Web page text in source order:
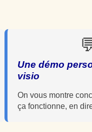
Une démo
visio
On vous montre
ça fonctionne, en